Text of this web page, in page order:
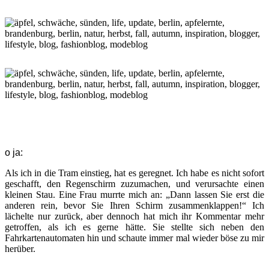
o ja:
Als ich in die Tram einstieg, hat es geregnet. Ich habe es nicht sofort
geschafft, den Regenschirm zuzumachen, und verursachte einen
kleinen Stau. Eine Frau murrte mich an: „Dann lassen Sie erst die
anderen rein, bevor Sie Ihren Schirm zusammenklappen!“ Ich
lächelte nur zurück, aber dennoch hat mich ihr Kommentar mehr
getroffen, als ich es gerne hätte. Sie stellte sich neben den
Fahrkartenautomaten hin und schaute immer mal wieder böse zu mir
herüber.